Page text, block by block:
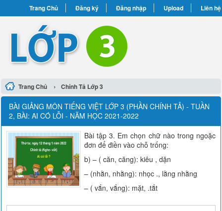
Trang Chủ Đăng ký Đăng nhập Upload Liên hệ
Trang Chủ › Chính Tả Lớp 3
BÀI GIẢNG MÔN TIẾNG VIỆT LỚP 3 (PHẦN CHÍNH TẢ) - TUẦN
2, BÀI: AI CÓ LỖI - NĂM HỌC 2021-2022
Bài tập 3. Em chọn chữ nào trong ngoặc
đơn để điền vào chỗ trống:
b) – ( căn, căng): kiêu , dặn
– (nhằn, nhằng): nhọc ., lằng nhằng
– ( vắn, vắng): mặt, .tắt